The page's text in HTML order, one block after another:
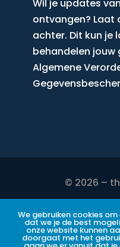
Wil je updates
ontvangen? Laat
achter. Dit kun je
behandelen
Algemene
© 2026 –
We gebruiken cookies
dat we je de best
onze website kunnen
doorgaat met het